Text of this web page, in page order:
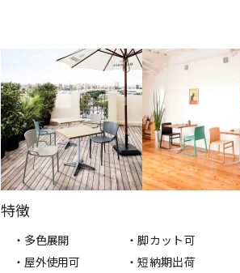
特徴
・多色展開
・屋外使用可
・脚カット可
・短納期出荷